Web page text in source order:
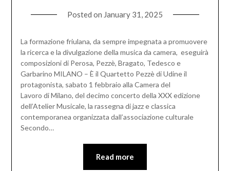
Posted on January 31, 2025
La formazione friulana, da sempre impegnata a promuovere
la ricerca e la divulgazione della musica da camera, eseguirà
composizioni di Perosa, Pezzè, Bragato, Tedesco e
Garbarino MILANO – È il Quartetto Pezzè di Udine il
protagonista, sabato 1 febbraio alla Camera del
Lavoro di Milano, del decimo concerto della XXX edizione
dell’Atelier Musicale, la rassegna di jazz e classica
contemporanea organizzata dall’associazione culturale
Secondo…
Read more